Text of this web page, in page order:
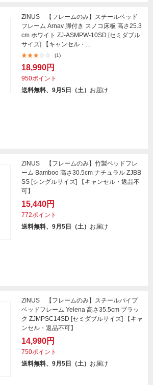
ZINUS 【フレームのみ】スチールベッド
フレーム Arnav 脚付き スノコ床板 高さ25.3
cm ホワイト ZJ-ASMPW-10SD [セミダブル
サイズ] 【キャンセル・...
(1)
18,990円
950ポイント
送料無料、9月5日（土） お届け
ZINUS 【フレームのみ】竹製ベッドフレ
ーム Bamboo 高さ30.5cm ナチュラル ZJBB
SS [シングルサイズ] 【キャンセル・返品不
可】
15,440円
772ポイント
送料無料、9月5日（土） お届け
ZINUS 【フレームのみ】スチールパイプ
ベッドフレーム Yelena 高さ35.5cm ブラッ
ク ZJMPSC14SD [セミダブルサイズ] 【キャ
ンセル・返品不可】
14,990円
750ポイント
送料無料、9月5日（土） お届け